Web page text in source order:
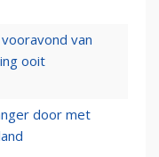
van
ooit
door met